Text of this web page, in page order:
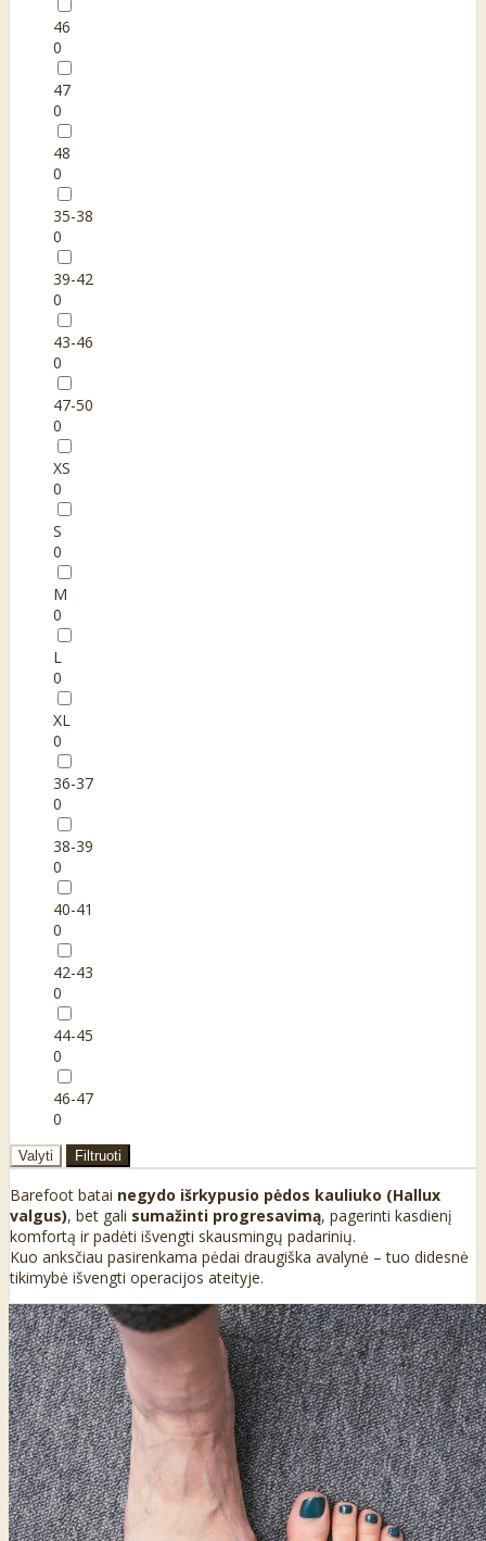
46
0
47
0
48
0
35-38
0
39-42
0
43-46
0
47-50
0
XS
0
S
0
M
0
L
0
XL
0
36-37
0
38-39
0
40-41
0
42-43
0
44-45
0
46-47
0
Valyti Filtruoti
Barefoot batai negydo išrkypusio pėdos kauliuko (Hallux
valgus), bet gali sumažinti progresavimą, pagerinti kasdienį
komfortą ir padėti išvengti skausmingų padarinių.
Kuo anksčiau pasirenkama pėdai draugiška avalynė – tuo didesnė
tikimybė išvengti operacijos ateityje.